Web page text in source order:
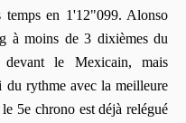
temps en 1'12"099. Alonso
à moins de 3 dixièmes du
devant le Mexicain, mais
du rythme avec la meilleure
5e chrono est déjà relégué